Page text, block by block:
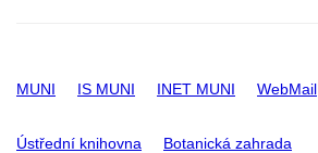
MUNI IS MUNI INET MUNI WebMail
Ústřední knihovna Botanická zahrada